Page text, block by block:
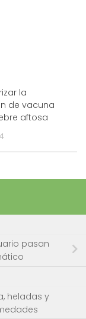
la
de vacuna
aftosa
pasan
heladas y